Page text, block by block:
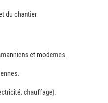
du chantier.
et modernes.
chauffage).